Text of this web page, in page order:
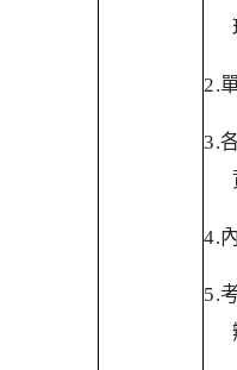
2.
3.
4.
5.